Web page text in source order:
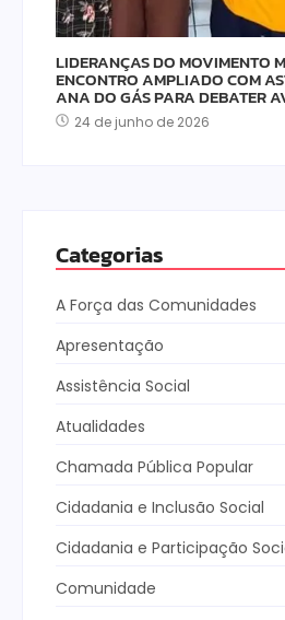
LIDERANÇAS DO MOVIMENTO
ENCONTRO AMPLIADO COM
ANA DO GÁS PARA DEBATER
24 de junho de 2026
Categorias
A Força das Comunidades
Apresentação
Assistência Social
Atualidades
Chamada Pública Popular
Cidadania e Inclusão Social
Cidadania e Participação
Comunidade